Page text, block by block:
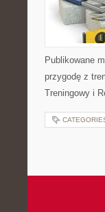
Publikowane
przygodę z
Treningowy i